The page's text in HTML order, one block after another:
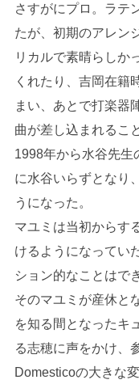
さすがにプロ。ラテ
たが、初期のアレン
リカルで素晴らしか
くれたり、吉岡在籍
まい、あとで打楽器
曲が差し込まれるこ
1998年から水谷先生
に水谷いらずとなり
うになった。
マユミは当初からす
けるようになってい
ション的なことはで
そのマユミが産休と
を知る間となったキ
る志穂に声をかけ、
Domesticoの大きな